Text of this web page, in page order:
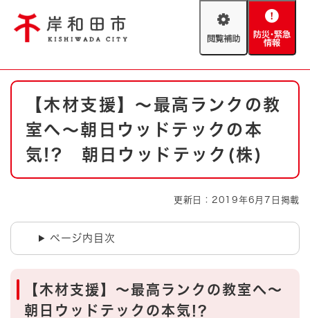
閲
助
防
緊
情
報
やさしい日本語
文字サイズ 標準 拡大
防災・緊急情報 救急・消防
ハザードマップ AED設置箇所
本
【木材支援】～最高ランクの教
室へ～朝日ウッドテックの本
気!? 朝日ウッドテック(株)
更新日：2019年6月7日掲載
ページ内目次
【木材支援】～最高ランクの教室へ～
朝日ウッドテックの本気!?